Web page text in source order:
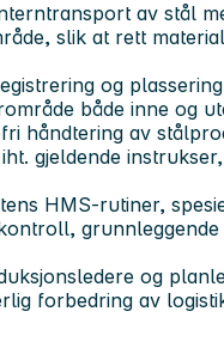
av stål
slik at rett
og plassering
både inne og
håndtering av
gjeldende
HMS-rutiner,
grunnleggende
og
forbedring av